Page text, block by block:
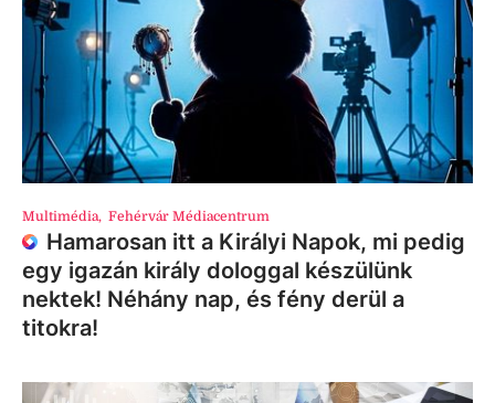
Multimédia, Fehérvár Médiacentrum
Hamarosan itt a Királyi Napok, mi pedig
egy igazán király dologgal készülünk
nektek! Néhány nap, és fény derül a
titokra!